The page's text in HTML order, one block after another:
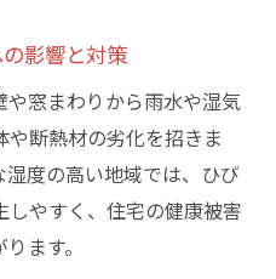
影響と対策
窓まわりから雨水や湿気
断熱材の劣化を招きま
度の高い地域では、ひび
やすく、住宅の健康被害
ます。